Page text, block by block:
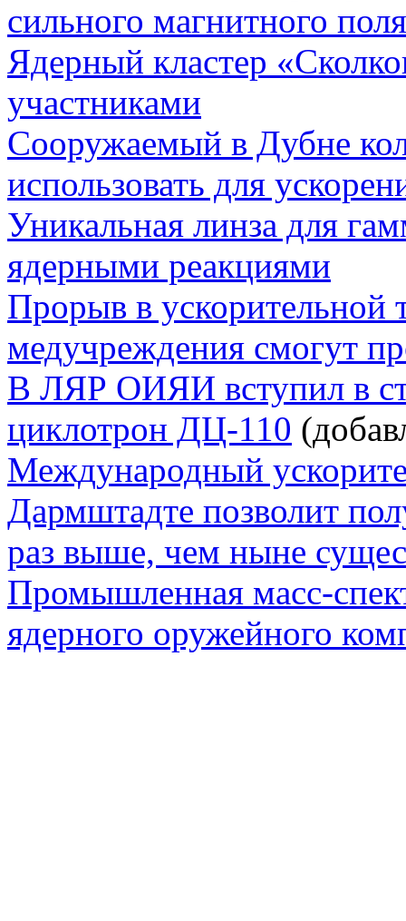
сильного магнитного поля
Ядерный кластер
участниками
Сооружаемый в Дубне
использовать для
Уникальная линза для
ядерными реакциями
Прорыв в ускорительной
медучреждения смогут
В ЛЯР ОИЯИ вступил в
циклотрон ДЦ-110
Международный
Дармштадте позволит
раз выше, чем ныне
Промышленная масс-
ядерного оружейного